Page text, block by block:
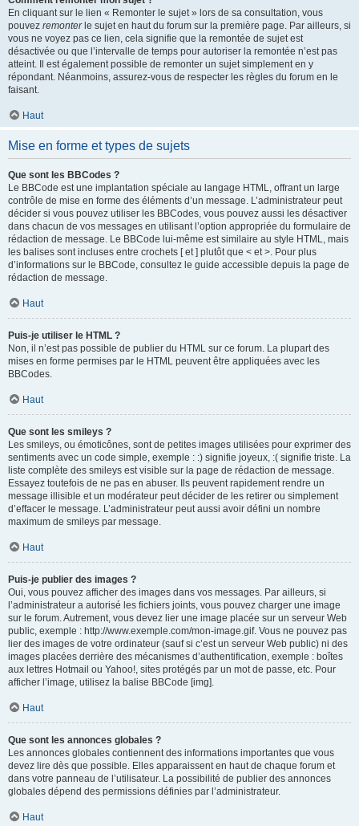
En cliquant sur le lien « Remonter le sujet » lors de sa consultation, vous
pouvez remonterle sujet en haut du forum sur la première page. Par ailleurs, si
vous ne voyez pas ce lien, cela signifie que la remontée de sujet est
désactivée ou que l’intervalle de temps pour autoriser la remontée n’est pas
atteint. Il est également possible de remonter un sujet simplement en y
répondant. Néanmoins, assurez-vous de respecter les règles du forum en le
faisant.
Haut
Mise en forme et types de sujets
Que sont les BBCodes ?
Le BBCode est une implantation spéciale au langage HTML, offrant un large
contrôle de mise en forme des éléments d’un message. L’administrateur peut
décider si vous pouvez utiliser les BBCodes, vous pouvez aussi les désactiver
dans chacun de vos messages en utilisant l’option appropriée du formulaire de
rédaction de message. Le BBCode lui-même est similaire au style HTML, mais
les balises sont incluses entre crochets [ et ] plutôt que < et >. Pour plus
d’informations sur le BBCode, consultez le guide accessible depuis la page de
rédaction de message.
Haut
Puis-je utiliser le HTML ?
Non, il n’est pas possible de publier du HTML sur ce forum. La plupart des
mises en forme permises par le HTML peuvent être appliquées avec les
BBCodes.
Haut
Que sont les smileys ?
Les smileys, ou émoticônes, sont de petites images utilisées pour exprimer des
sentiments avec un code simple, exemple : :) signifie joyeux, :( signifie triste. La
liste complète des smileys est visible sur la page de rédaction de message.
Essayez toutefois de ne pas en abuser. Ils peuvent rapidement rendre un
message illisible et un modérateur peut décider de les retirer ou simplement
d’effacer le message. L’administrateur peut aussi avoir défini un nombre
maximum de smileys par message.
Haut
Puis-je publier des images ?
Oui, vous pouvez afficher des images dans vos messages. Par ailleurs, si
l’administrateur a autorisé les fichiers joints, vous pouvez charger une image
sur le forum. Autrement, vous devez lier une image placée sur un serveur Web
public, exemple : http://www.exemple.com/mon-image.gif. Vous ne pouvez pas
lier des images de votre ordinateur (sauf si c’est un serveur Web public) ni des
images placées derrière des mécanismes d’authentification, exemple : boîtes
aux lettres Hotmail ou Yahoo!, sites protégés par un mot de passe, etc. Pour
afficher l’image, utilisez la balise BBCode [img].
Haut
Que sont les annonces globales ?
Les annonces globales contiennent des informations importantes que vous
devez lire dès que possible. Elles apparaissent en haut de chaque forum et
dans votre panneau de l’utilisateur. La possibilité de publier des annonces
globales dépend des permissions définies par l’administrateur.
Haut